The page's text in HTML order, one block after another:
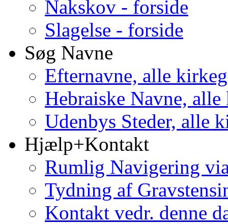
Nakskov - forside
Slagelse - forside
Søg Navne
Efternavne, alle
Hebraiske Navne,
Udenbys Steder, alle
Hjælp+Kontakt
Rumlig Navigering
Tydning af
Kontakt vedr. denne